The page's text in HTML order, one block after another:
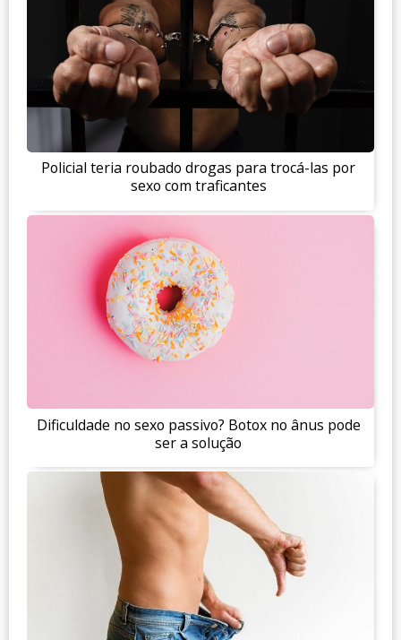
Policial teria roubado drogas para trocá-las por
sexo com traficantes
Dificuldade no sexo passivo? Botox no ânus pode
ser a solução